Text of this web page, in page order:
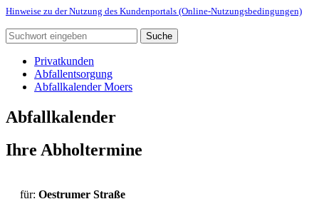
Hinweise zu der Nutzung des Kundenportals (Online-Nutzungsbedingungen)
Suche
Privatkunden
Abfallentsorgung
Abfallkalender Moers
Abfallkalender
Ihre Abholtermine
für: Oestrumer Straße